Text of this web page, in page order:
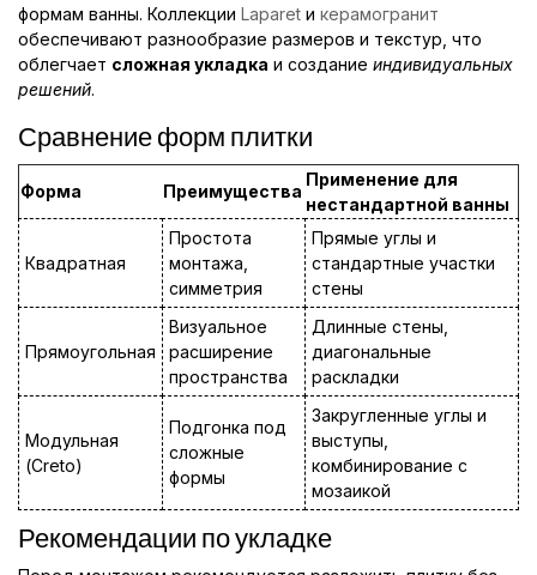
формам ванны. Коллекции Laparet и керамогранит
обеспечивают разнообразие размеров и текстур, что
облегчает сложная укладка и создание индивидуальных
решений.
Сравнение форм плитки
Форма Преимущества
Применение для
нестандартной ванны
Квадратная
Простота
монтажа,
симметрия
Прямые углы и
стандартные участки
стены
Прямоугольная
Визуальное
расширение
пространства
Длинные стены,
диагональные
раскладки
Модульная
(Creto)
Подгонка под
сложные
формы
Закругленные углы и
выступы,
комбинирование с
мозаикой
Рекомендации по укладке